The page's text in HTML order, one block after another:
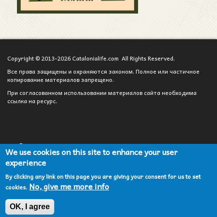
Copyright © 2013-2026 Catalonialife.com All Rights Reserved.
Все права защищены и охраняются законом. Полное или частичное
копирование материалов запрещено.
При согласованном использовании материалов сайта необходима
ссылка на ресурс.
Вход для администратора
Сотрудничество
Карта сайта
Политика конфиденциальности
We use cookies on this site to enhance your user
experience
By clicking any link on this page you are giving your consent for us to set
cookies. No, give me more info
OK, I agree